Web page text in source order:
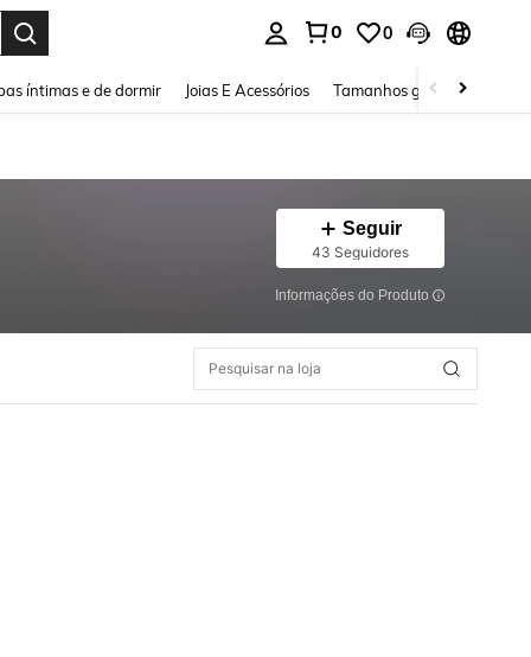
0 0
íntimas e de dormir Joias E Acessórios Tamanhos grandes
Seguir
43 Seguidores
Informações do Produto